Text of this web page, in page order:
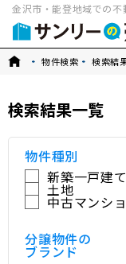
金沢市・能登地域での
トップ物件検索 検索結
検索結果一覧
物件種別
新築一戸建て
土地
中古マンシ
分譲物件の
ブランド